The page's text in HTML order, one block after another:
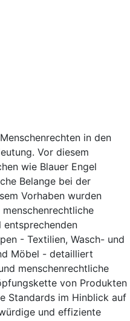
in den
Vor diesem
wie Blauer Engel
Belange bei der
Vorhaben wurden
entsprechenden
- Textilien, Wasch- und
Möbel - detailliert
menschenrechtliche
von Produkten
Standards im Hinblick auf
und effiziente